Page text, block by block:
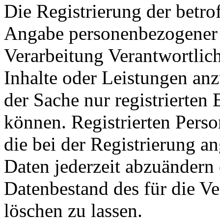
Die Registrierung der
Angabe
Verarbeitung
Inhalte oder Leistungen
der Sache nur registrierten
können. Registrierten
die bei der Registrierung
Daten jederzeit
Datenbestand des für die
löschen zu lassen.